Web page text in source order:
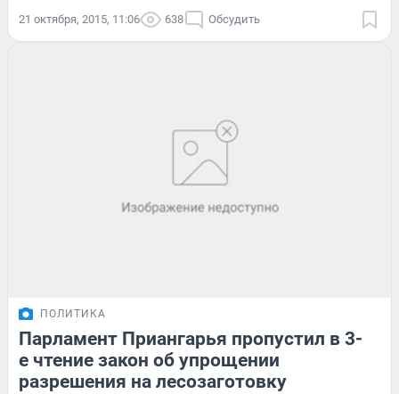
21 октября, 2015, 11:06 638 Обсудить
ПОЛИТИКА
Парламент Приангарья пропустил в 3-
е чтение закон об упрощении
разрешения на лесозаготовку